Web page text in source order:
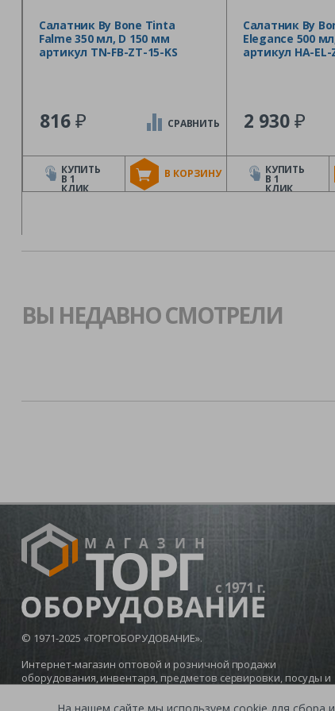
Салатник By Bone Tinta
Falme 350 мл, D 150 мм
артикул TN-FB-ZT-15-KS
816₽
В КОРЗИНУ
СРАВНИТЬ
КУПИТЬ
В 1
КЛИК
Салатник By
Elegance 500
артикул HA-EL-
2 930₽
КУПИТЬ
В 1
КЛИК
ВЫ НЕДАВНО СМОТРЕЛИ
© 1971-2025 «ТОРГОБОРУДОВАНИЕ».
Интернет-магазин оптовой и розничной продажи
оборудования, инвентаря, предметов сервировки, посуды и